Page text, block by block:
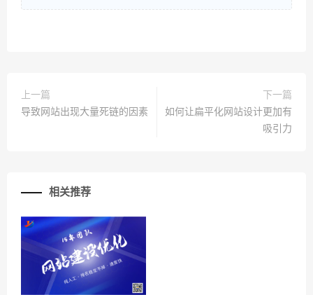
上一篇
导致网站出现大量死链的因素
下一篇
如何让扁平化网站设计更加有
吸引力
相关推荐